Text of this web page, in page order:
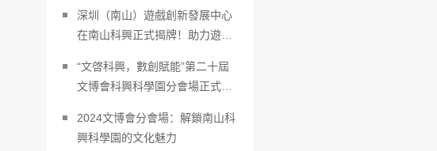
深圳（南山）遊戲創新發展中心
在南山科興正式揭牌！助力遊戲
“文啓科興，數創賦能”第二十屆
文博會科興科學園分會場正式開
2024文博會分會場：解鎖南山科
興科學園的文化魅力